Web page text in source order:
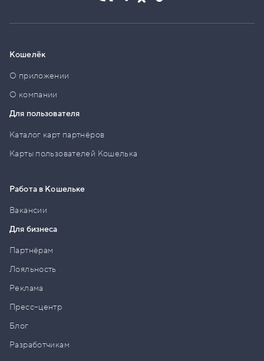
Кошелёк
О приложении
О компании
Для пользователя
Каталог карт партнёров
Карты пользователей Кошелька
Работа в Кошельке
Вакансии
Для бизнеса
Партнёрам
Лояльность
Реклама
Пресс–центр
Блог
Разработчикам